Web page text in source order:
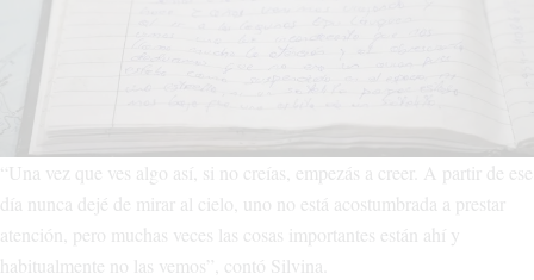
“Una vez que ves algo así, si no creías, empezás a creer. A partir de ese
día nunca dejé de mirar al cielo, uno no está acostumbrada a prestar
atención, pero muchas veces las cosas importantes están ahí y
habitualmente no las vemos”, contó Silvina.